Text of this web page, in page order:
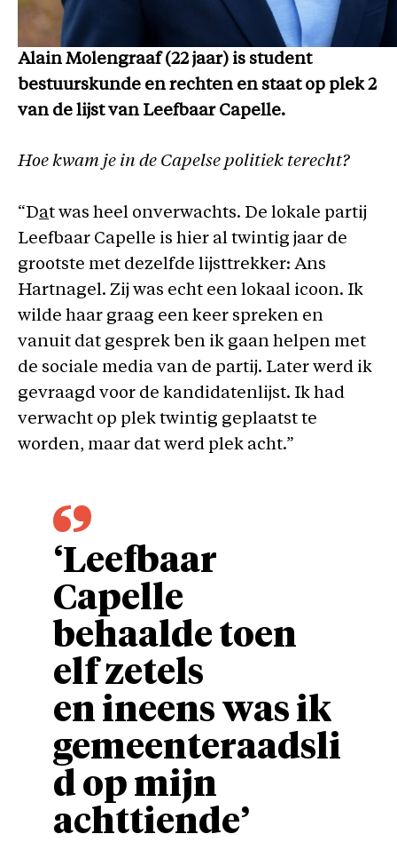
Alain Molengraaf (22 jaar) is student
bestuurskunde en rechten en staat op plek 2
van de lijst van Leefbaar Capelle.
Hoe kwam je in de Capelse politiek terecht?
“Dat was heel onverwachts. De lokale partij
Leefbaar Capelle is hier al twintig jaar de
grootste met dezelfde lijsttrekker: Ans
Hartnagel. Zij was echt een lokaal icoon. Ik
wilde haar graag een keer spreken en
vanuit dat gesprek ben ik gaan helpen met
de sociale media van de partij. Later werd ik
gevraagd voor de kandidatenlijst. Ik had
verwacht op plek twintig geplaatst te
worden, maar dat werd plek acht.”
‘Leefbaar
Capelle
behaalde toen
elf zetels
en ineens was ik
gemeenteraadsli
d op mijn
achttiende’